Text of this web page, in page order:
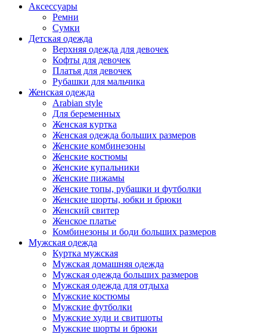
Аксессуары
Ремни
Сумки
Детская одежда
Верхняя одежда для девочек
Кофты для девочек
Платья для девочек
Рубашки для мальчика
Женская одежда
Arabian style
Для беременных
Женская куртка
Женская одежда больших размеров
Женские комбинезоны
Женские костюмы
Женские купальники
Женские пижамы
Женские топы, рубашки и футболки
Женские шорты, юбки и брюки
Женский свитер
Женское платье
Комбинезоны и боди больших размеров
Мужская одежда
Куртка мужская
Мужская домашняя одежда
Мужская одежда больших размеров
Мужская одежда для отдыха
Мужские костюмы
Мужские футболки
Мужские худи и свитшоты
Мужские шорты и брюки